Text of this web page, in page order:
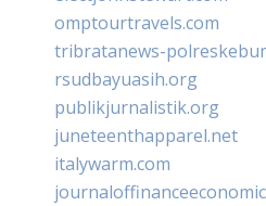
omptourtravels.com
tribratanews-
rsudbayuasih.org
publikjurnalistik.org
juneteenthapparel.net
italywarm.com